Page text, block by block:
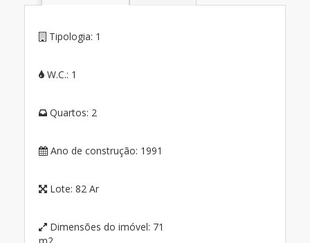
Tipologia: 1
W.C.: 1
Quartos: 2
Ano de construção: 1991
Lote: 82 Ar
Dimensões do imóvel: 71